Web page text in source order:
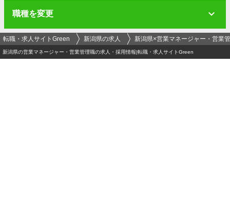
職種を変更
転職・求人サイトGreen 新潟県の求人 新潟県×営業マネージャー・営業
新潟県の営業マネージャー・営業管理職の求人・採用情報|転職・求人サイトGreen